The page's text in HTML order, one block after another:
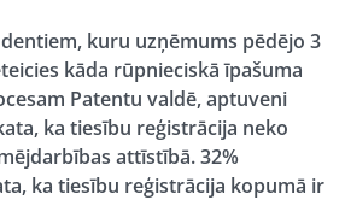
kuru uzņēmums pēdējo 3
kāda rūpnieciskā īpašuma
Patentu valdē, aptuveni
ka tiesību reģistrācija neko
attīstībā. 32%
ka tiesību reģistrācija kopumā ir